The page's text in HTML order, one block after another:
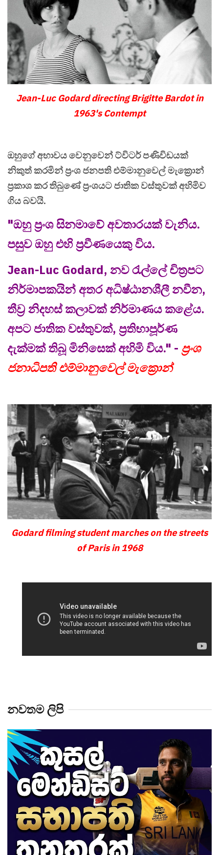
Jean-Luc Godard directing Brigitte Bardot in
1963's Contempt
ඔහුගේ අභාවය වෙනුවෙන් ට්විටර් පණිවිඩයක්
නිකුත් කරමින් ප්‍රංශ ජනපති එම්මානුවෙල් මැක්‍රොන්
ප්‍රකාශ කර තිබුණේ ප්‍රංශයට ජාතික වස්තුවක් අහිමිව
ගිය බවයි.
"ඔහු ප්‍රංශ සිනමාවේ අවතාරයක් වැනිය.
පසුව ඔහු එහි ප්‍රවීණයෙකු විය.
Jean-Luc Godard, නව රැල්ලේ චිත්‍රපට
නිර්මාපකයින් අතර අධිෂ්ඨානශීලී නවීන,
තීව්‍ර නිදහස් කලාවක් නිර්මාණය කළේය.
අපට ජාතික වස්තුවක්, ප්‍රතිභාපූර්ණ
දැක්මක් තිබූ මිනිසෙක් අහිමි විය." - ප්‍රංශ
ජනාධිපති එම්මානුවෙල් මැක්‍රොන්
Godard filming student marches on the streets
of Paris in 1968
නවතම ලිපි